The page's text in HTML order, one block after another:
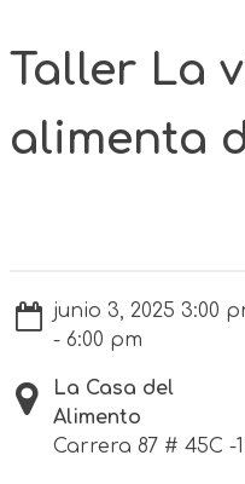
Taller La
alimenta
junio 3, 2025 3:00
- 6:00 pm
La Casa del
Alimento
Carrera 87 # 45C -